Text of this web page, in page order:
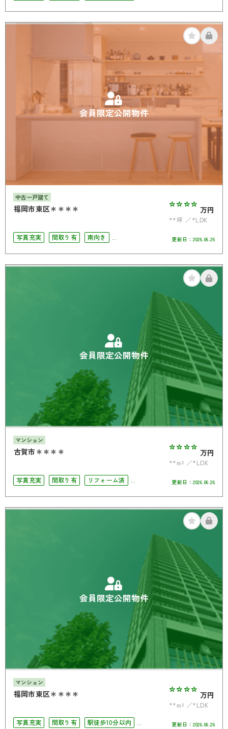
オール電化
会員限定公開物件
中古一戸建て
福岡市東区＊＊＊＊ **** 万円
**坪
*LDK
写真充実
間取り有
南向き
南面バルコニー
更新日： 2026.06.26
会員限定公開物件
マンション
古賀市＊＊＊＊ **** 万円
**m²
*LDK
写真充実
間取り有
リフォーム済
オートロック
角部屋
更新日： 2026.06.26
会員限定公開物件
マンション
福岡市東区＊＊＊＊ **** 万円
**m²
*LDK
写真充実
間取り有
駅徒歩10分以内
更新日： 2026.06.26